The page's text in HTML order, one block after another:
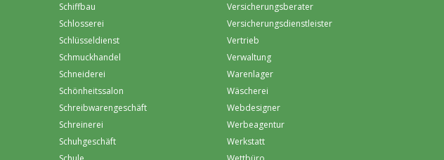
Schiffbau
Schlosserei
Schlüsseldienst
Schmuckhandel
Schneiderei
Schönheitssalon
Schreibwarengeschäft
Schreinerei
Schuhgeschäft
Versicherungsberater
Versicherungsdienstleister
Vertrieb
Verwaltung
Warenlager
Wäscherei
Webdesigner
Werbeagentur
Werkstatt